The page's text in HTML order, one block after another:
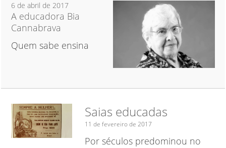
6 de abril de 2017
A educadora Bia
Cannabrava
Quem sabe ensina
Saias educadas
11 de fevereiro de 2017
Por séculos predominou no